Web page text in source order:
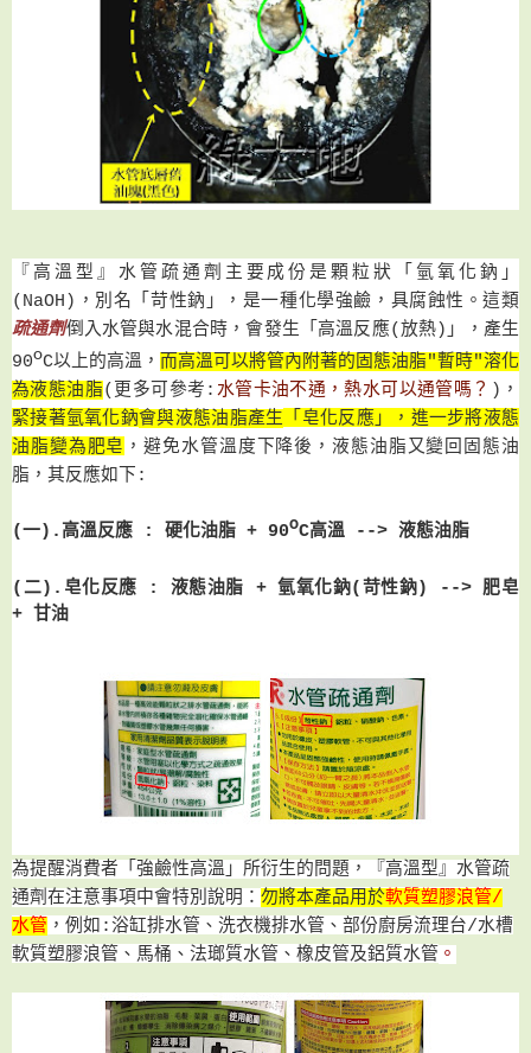
『高溫型』水管疏通劑 主要成份是顆粒狀「氫氧化鈉」
(NaOH)，別名 「苛性鈉」，是一種化學強鹼，具腐蝕性。這類
疏通劑倒入水管與水混合時，會發生「高溫反應(放熱)」，產生
90oC以上的高溫， 而高溫可以將管內附著的固態油脂"暫時"溶化
為液態油脂(更多可參考 : 水管卡油不通，熱水可以通管嗎？ ) ，
緊接著氫氧化鈉會與液態油脂產生 「 皂化反應 」 ， 進一步將液態
油脂變為肥皂 ，避免水管溫度下降後 ，液態油脂又變回固態油
脂 ， 其反應如下:
(一).高溫反應 : 硬化油脂 + 90oC高溫 --> 液態油脂
(二).皂化反應 : 液態油脂 +氫氧化鈉(苛性鈉) --> 肥皂
+ 甘油
為提醒消費者 「 強鹼性高溫 」所衍生的問題 ，『高溫型』水管疏
通劑在注意事項中會特別說明 ： 勿將本產品用於軟質塑膠浪管/
水管 ， 例如 :浴缸排水管 、洗衣機排水管、部份廚房流理台/水槽
軟質塑膠浪管、馬桶、法瑯質水管、橡皮管及鋁質水管 。